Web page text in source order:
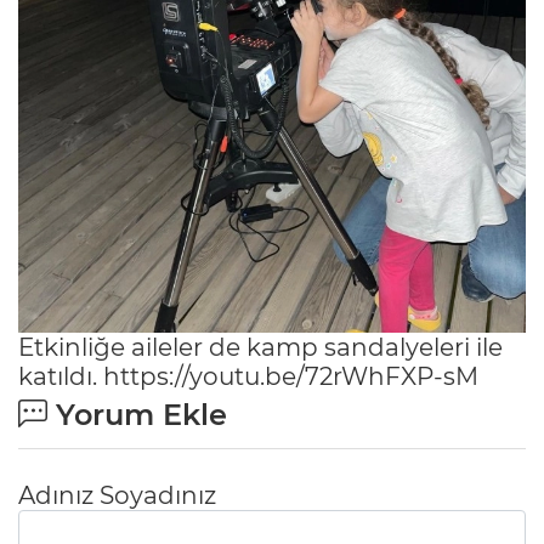
Etkinliğe aileler de kamp sandalyeleri ile
katıldı. https://youtu.be/72rWhFXP-sM
Yorum Ekle
Adınız Soyadınız